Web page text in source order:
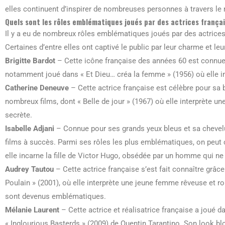
elles continuent d’inspirer de nombreuses personnes à travers le
Quels sont les rôles emblématiques joués par des actrices
Il y a eu de nombreux rôles emblématiques joués par des
Certaines d’entre elles ont captivé le public par leur charme et
Brigitte Bardot – Cette icône française des années 60 est
notamment joué dans « Et Dieu… créa la femme » (1956) où elle
Catherine Deneuve – Cette actrice française est célèbre pour sa
nombreux films, dont « Belle de jour » (1967) où elle interprète
secrète.
Isabelle Adjani – Connue pour ses grands yeux bleus et sa
films à succès. Parmi ses rôles les plus emblématiques, on peut
elle incarne la fille de Victor Hugo, obsédée par un homme qui ne
Audrey Tautou – Cette actrice française s’est fait connaître
Poulain » (2001), où elle interprète une jeune femme rêveuse et
sont devenus emblématiques.
Mélanie Laurent – Cette actrice et réalisatrice française a joué